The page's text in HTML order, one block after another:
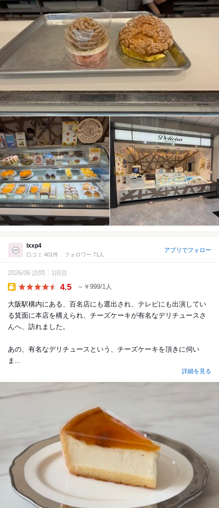
lxxp4
口コミ 401件 フォロワー 71人
アプリでフォロー
2026/06 訪問 1回目
4.5 ～￥999/1人
大阪駅構内にある、百名店にも選出され、テレビにも出演してい
る箕面に本店を構えられ、チーズケーキが有名なデリチュースさ
んへ、訪れました。
あの、有名なデリチュースという、チーズケーキを頂きに伺い
ま...
詳細を見る